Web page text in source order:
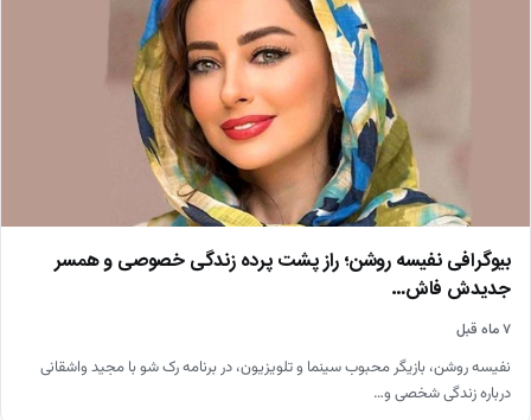
بیوگرافی نفیسه روشن؛ راز پشت پرده زندگی خصوصی و همسر
جدیدش فاش…
۷ ماه قبل
نفیسه روشن، بازیگر محبوب سینما و تلویزیون، در برنامه رک شو با مجید واشقانی
درباره زندگی شخصی و…